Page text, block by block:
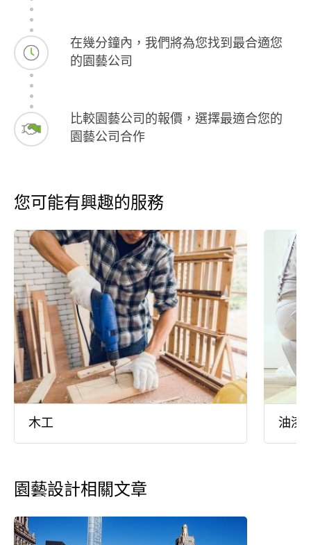
在幾分鐘內，我們將為您找到最合適您
的園藝公司
比較園藝公司的報價，選擇最適合您的
園藝公司合作
您可能有興趣的服務
木工 油漆
園藝設計相關文章